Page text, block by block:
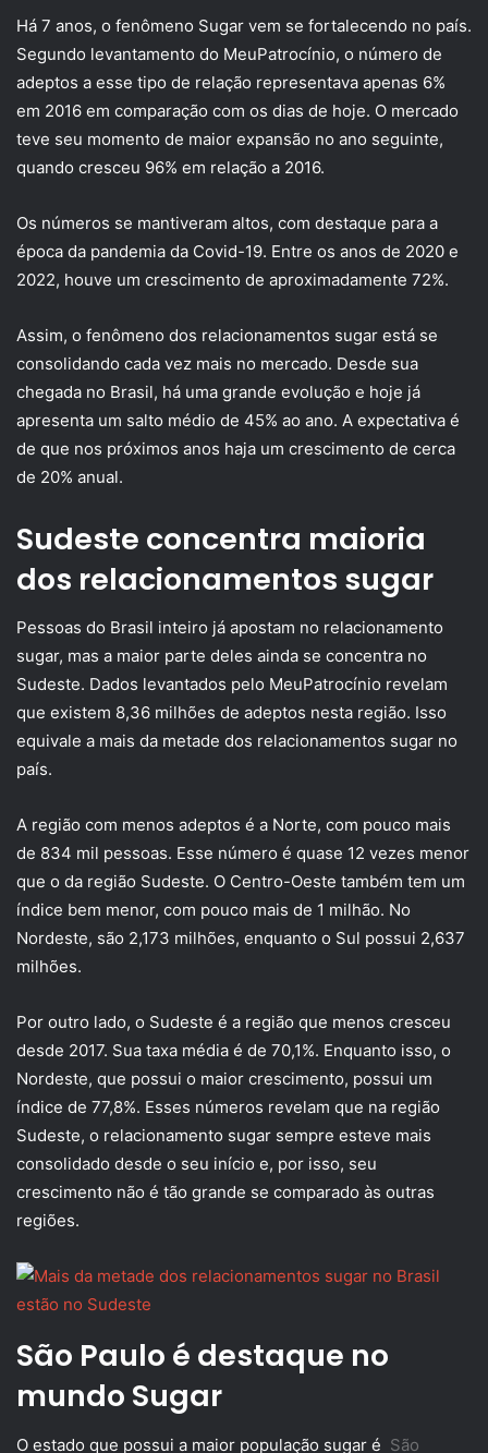
Há 7 anos, o fenômeno Sugar vem se fortalecendo no país.
Segundo levantamento do MeuPatrocínio, o número de
adeptos a esse tipo de relação representava apenas 6%
em 2016 em comparação com os dias de hoje. O mercado
teve seu momento de maior expansão no ano seguinte,
quando cresceu 96% em relação a 2016.
Os números se mantiveram altos, com destaque para a
época da pandemia da Covid-19. Entre os anos de 2020 e
2022, houve um crescimento de aproximadamente 72%.
Assim, o fenômeno dos relacionamentos sugar está se
consolidando cada vez mais no mercado. Desde sua
chegada no Brasil, há uma grande evolução e hoje já
apresenta um salto médio de 45% ao ano. A expectativa é
de que nos próximos anos haja um crescimento de cerca
de 20% anual.
Sudeste concentra maioria
dos relacionamentos sugar
Pessoas do Brasil inteiro já apostam no relacionamento
sugar, mas a maior parte deles ainda se concentra no
Sudeste. Dados levantados pelo MeuPatrocínio revelam
que existem 8,36 milhões de adeptos nesta região. Isso
equivale a mais da metade dos relacionamentos sugar no
país.
A região com menos adeptos é a Norte, com pouco mais
de 834 mil pessoas. Esse número é quase 12 vezes menor
que o da região Sudeste. O Centro-Oeste também tem um
índice bem menor, com pouco mais de 1 milhão. No
Nordeste, são 2,173 milhões, enquanto o Sul possui 2,637
milhões.
Por outro lado, o Sudeste é a região que menos cresceu
desde 2017. Sua taxa média é de 70,1%. Enquanto isso, o
Nordeste, que possui o maior crescimento, possui um
índice de 77,8%. Esses números revelam que na região
Sudeste, o relacionamento sugar sempre esteve mais
consolidado desde o seu início e, por isso, seu
crescimento não é tão grande se comparado às outras
regiões.
São Paulo é destaque no
mundo Sugar
O estado que possui a maior população sugar é São